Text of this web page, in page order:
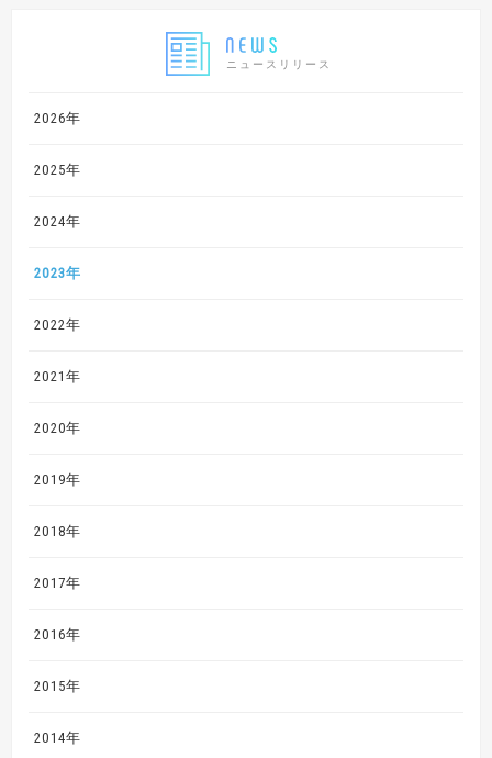
ニュースリリース
2026年
2025年
2024年
2023年
2022年
2021年
2020年
2019年
2018年
2017年
2016年
2015年
2014年